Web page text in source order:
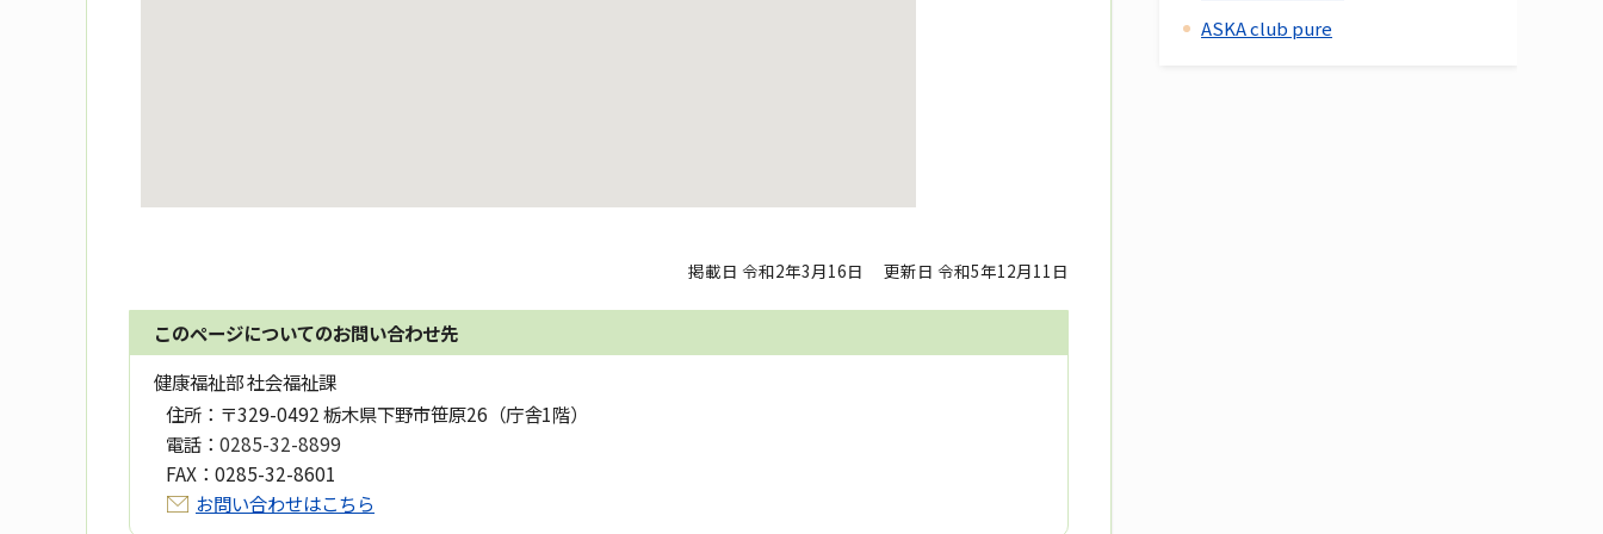
掲載日 令和2年3月16日 更新日 令和5年12月11日
このページについてのお問い合わせ先
健康福祉部 社会福祉課
住所： 〒329-0492 栃木県下野市笹原26（庁舎1階）
電話： 0285-32-8899
FAX： 0285-32-8601
お問い合わせはこちら
ASKA club pure